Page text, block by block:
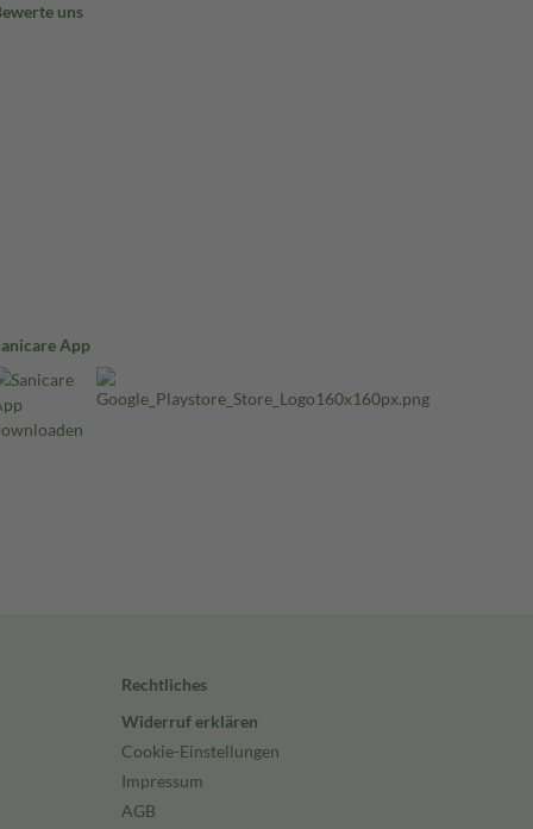
uns
App
Rechtliches
Widerruf erklären
Cookie-Einstellungen
Impressum
AGB